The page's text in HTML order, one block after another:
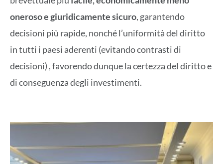
oneroso e giuridicamente sicuro, garantendo
decisioni più rapide, nonché l’uniformità del diritto
in tutti i paesi aderenti (evitando contrasti di
decisioni) , favorendo dunque la certezza del diritto e
di conseguenza degli investimenti.